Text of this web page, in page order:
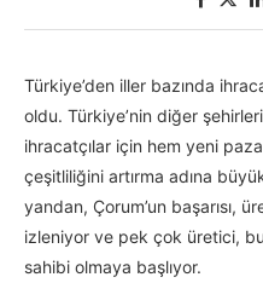
Türkiye’den iller bazında
oldu. Türkiye’nin diğer
ihracatçılar için hem yeni
çeşitliliğini artırma adına
yandan, Çorum’un başarısı,
izleniyor ve pek çok üretici,
sahibi olmaya başlıyor.